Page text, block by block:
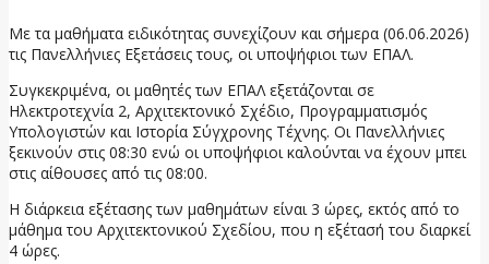
Με τα μαθήματα ειδικότητας συνεχίζουν και σήμερα (06.06.2026)
τις Πανελλήνιες Εξετάσεις τους, οι υποψήφιοι των ΕΠΑΛ.
Συγκεκριμένα, οι μαθητές των ΕΠΑΛ εξετάζονται σε
Ηλεκτροτεχνία 2, Αρχιτεκτονικό Σχέδιο, Προγραμματισμός
Υπολογιστών και Ιστορία Σύγχρονης Τέχνης. Οι Πανελλήνιες
ξεκινούν στις 08:30 ενώ οι υποψήφιοι καλούνται να έχουν μπει
στις αίθουσες από τις 08:00.
Η διάρκεια εξέτασης των μαθημάτων είναι 3 ώρες, εκτός από το
μάθημα του Αρχιτεκτονικού Σχεδίου, που η εξέτασή του διαρκεί
4 ώρες.